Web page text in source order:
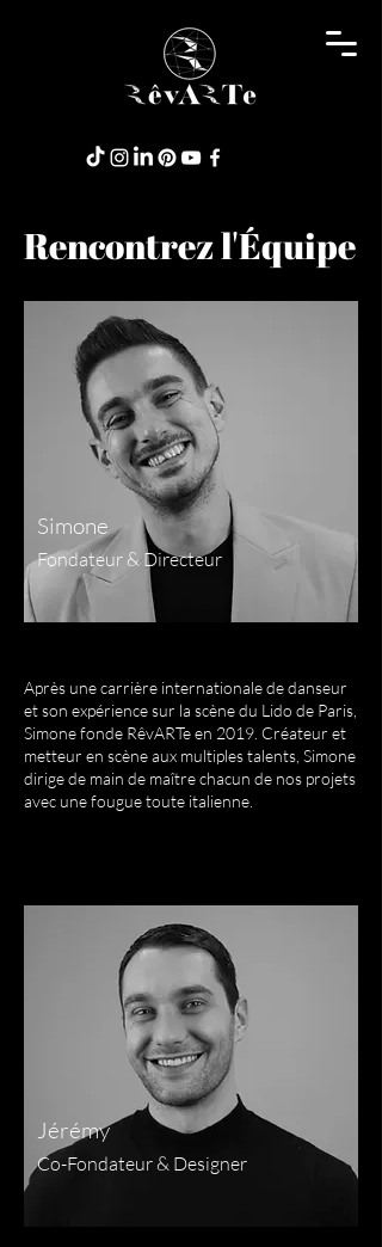
Rencontrez l'Équipe
Fondateur & Directeur
Simone
Après une carrière internationale de danseur
et son expérience sur la scène du Lido de Paris,
Simone fonde RêvARTe en 2019. Créateur et
metteur en scène aux multiples talents, Simone
dirige de main de maître chacun de nos projets
avec une fougue toute italienne.
Co-Fondateur & Designer
Jérémy